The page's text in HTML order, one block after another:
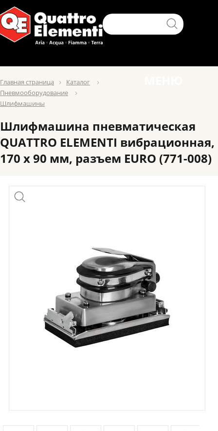
Главная страница
Каталог
Пневмооборудование
Шлифмашины
Шлифмашина пневматическая
QUATTRO ELEMENTI вибрационная,
170 х 90 мм, разъем EURO (771-008)